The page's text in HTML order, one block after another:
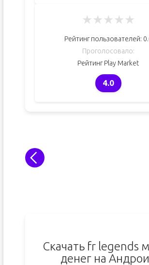
★★★★★
Рейтинг пользователей:
Проголосовало:
Рейтинг Play Market
4.0
Скачать fr legends
денег на